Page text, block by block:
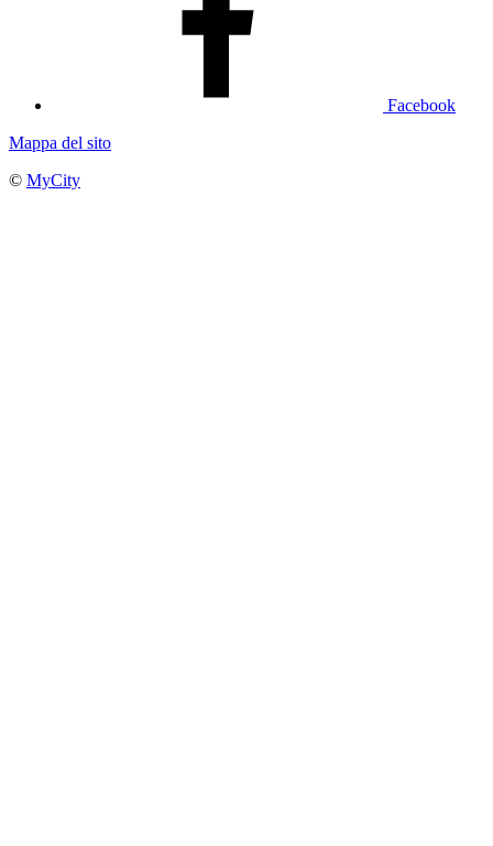
Facebook
Mappa del sito
© MyCity